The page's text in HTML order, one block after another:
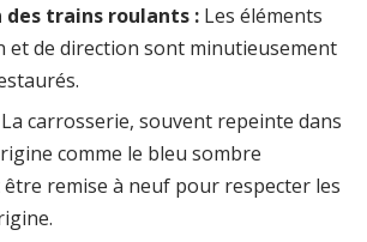
trains roulants : Les éléments
et de direction sont minutieusement
La carrosserie, souvent repeinte dans
comme le bleu sombre
remise à neuf pour respecter les